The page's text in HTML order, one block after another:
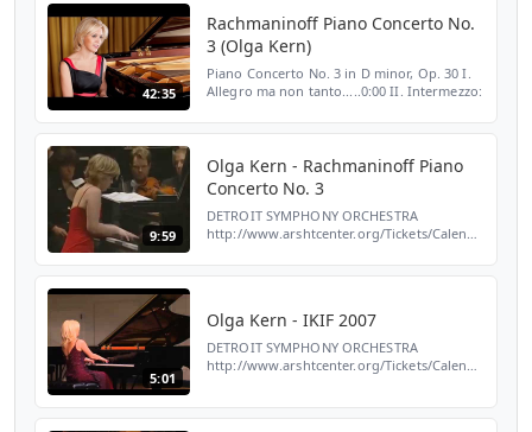
42:35
Rachmaninoff Piano Concerto No.
3 (Olga Kern)
Piano Concerto No. 3 in D minor, Op. 30 I.
Allegro ma non tanto.....0:00 II. Intermezzo:
9:59
Olga Kern - Rachmaninoff Piano
Concerto No. 3
DETROIT SYMPHONY ORCHESTRA
http://www.arshtcenter.org/Tickets/Calendar/2013-
5:01
Olga Kern - IKIF 2007
DETROIT SYMPHONY ORCHESTRA
http://www.arshtcenter.org/Tickets/Calendar/2013-